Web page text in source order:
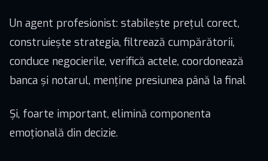
Un agent profesionist: stabilește prețul corect,
construiește strategia, filtrează cumpărătorii,
conduce negocierile, verifică actele, coordonează
banca și notarul, menține presiunea până la final
Și, foarte important, elimină componenta
emoțională din decizie.